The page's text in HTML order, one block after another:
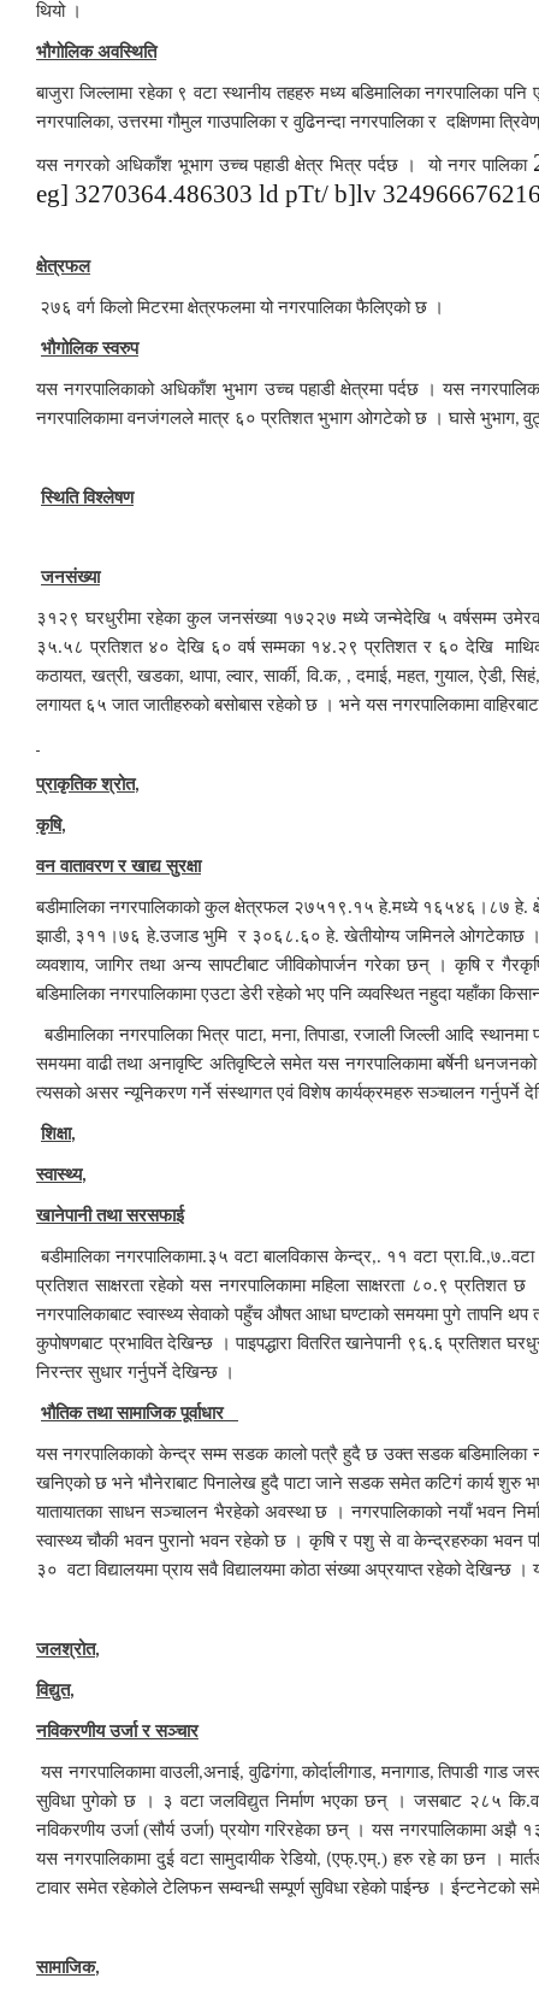
थियो ।
भौगोलिक अवस्थिति
बाजुरा जिल्लामा रहेका ९ वटा स्थानीय तहहरु मध्य बडिमालिका नगरपालिका
नगरपालिका,उत्तरमा गौमुल गाउपालिका र वुढिनन्दा नगरपालिका र
यस नगरको अधिकाँश भूभाग उच्च पहाडी क्षेत्र भित्र पर्दछ । यो नगर पालिका
eg] 3270364.486303 ld pTt/ b]lv
क्षेत्रफल
२७६ वर्ग किलो मिटरमा क्षेत्रफलमा यो नगरपालिका फैलिएको छ ।
भौगोलिक स्वरुप
यस नगरपालिकाको अधिकाँश भुभाग उच्च पहाडी क्षेत्रमा पर्दछ । यस
नगरपालिकामा वनजंगलले मात्र ६० प्रतिशत भुभाग ओगटेको छ । घासे भुभाग,
स्थिति विश्लेषण
जनसंख्या
३१२९ घरधुरीमा रहेका कुल जनसंख्या १७२२७ मध्ये जन्मेदेखि ५ वर्षसम्म
३५.५८ प्रतिशत ४० देखि ६० वर्ष सम्मका १४.२९ प्रतिशत र ६० देखि
कठायत,खत्री,खडका,थापा,ल्वार,सार्की,वि.क, ,दमाई,महत,गुयाल,ऐडी,सिहं
लगायत ६५ जात जातीहरुको बसोबास रहेको छ । भने यस नगरपालिकामा
प्राकृतिक श्रोत,
कृषि,
वन वातावरण र खाद्य सुरक्षा
बडीमालिका नगरपालिकाको कुल क्षेत्रफल २७५१९.१५ हे.मध्ये १६५४६।८७
झाडी, ३११।७६ हे.उजाड भुमि र ३०६८.६० हे. खेतीयोग्य जमिनले ओगटेकाछ । यस
व्यवशाय,जागिर तथा अन्य सापटीबाट जीविकोपार्जन गरेका छन् । कृषि र
बडिमालिका नगरपालिकामा एउटा डेरी रहेको भए पनि व्यवस्थित नहुदा यहाँका
बडीमालिका नगरपालिका भित्र पाटा,मना,तिपाडा,रजाली जिल्ली आदि स्थानमा
समयमा वाढी तथा अनावृष्टि अतिवृष्टिले समेत यस नगरपालिकामा बर्षेनी
त्यसको असर न्यूनिकरण गर्ने संस्थागत एवं विशेष कार्यक्रमहरु सञ्चालन गर्नुपर्ने
शिक्षा,
स्वास्थ्य,
खानेपानी तथा सरसफाई
बडीमालिका नगरपालिकामा.३५ वटा बालविकास केन्द्र,. ११ वटा प्रा.वि.,
प्रतिशत साक्षरता रहेको यस नगरपालिकामा महिला साक्षरता ८०.९
नगरपालिकाबाट स्वास्थ्य सेवाको पहुँच औषत आधा घण्टाको समयमा पुगे तापनि थप
कुपोषणबाट प्रभावित देखिन्छ । पाइपद्धारा वितरित खानेपानी ९६.६ प्रतिशत
निरन्तर सुधार गर्नुपर्ने देखिन्छ ।
भौतिक तथा सामाजिक पूर्वाधार
यस नगरपालिकाको केन्द्र सम्म सडक कालो पत्रै हुदै छ उक्त सडक बडिमालिका
खनिएको छ भने भौनेराबाट पिनालेख हुदै पाटा जाने सडक समेत कटिगं कार्य शुरु
यातायातका साधन सञ्चालन भैरहेको अवस्था छ । नगरपालिकाको नयाँ भवन
स्वास्थ्य चौकी भवन पुरानो भवन रहेको छ । कृषि र पशु से वा केन्द्रहरुका भवन
३० वटा विद्यालयमा प्राय सवै विद्यालयमा कोठा संख्या अप्रयाप्त रहेको
जलश्रोत,
विद्युत,
नविकरणीय उर्जा र सञ्चार
यस नगरपालिकामा वाउली,अनाई,वुढिगंगा,कोर्दालीगाड,मनागाड,तिपाडी गाड
सुविधा पुगेको छ । ३ वटा जलविद्युत निर्माण भएका छन् । जसबाट २८५
नविकरणीय उर्जा (सौर्य उर्जा) प्रयोग गरिरहेका छन् । यस नगरपालिकामा अझै
यस नगरपालिकामा दुई वटा सामुदायीक रेडियो, (एफ्.एम्.) हरु रहे का छन ।
टावार समेत रहेकोले टेलिफन सम्वन्धी सम्पूर्ण सुविधा रहेको पाईन्छ । ईन्टनेटको
सामाजिक,